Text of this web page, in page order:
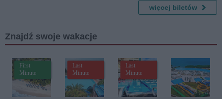
Klasyka
Baletu w
Wydaniu
więcej biletów
Znajdź swoje wakacje
First
Minute
Last
Minute
Last
Minute